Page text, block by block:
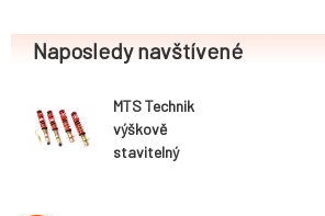
Naposledy navštívené
MTS Technik
výškově
stavitelný